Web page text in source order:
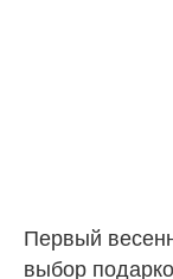
Первый
выбор